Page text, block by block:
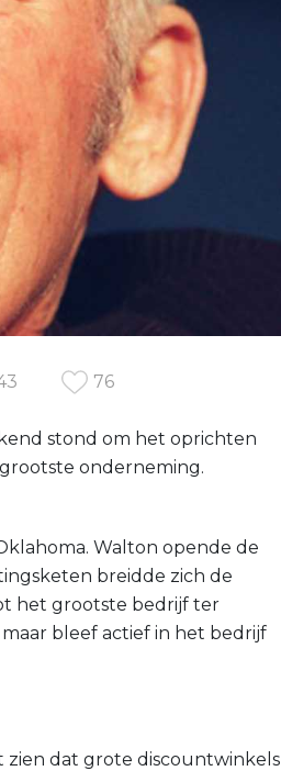
76
stond om het oprichten
onderneming.
Walton opende de
breidde zich de
het grootste bedrijf ter
bleef actief in het bedrijf
zien dat grote discountwinkels